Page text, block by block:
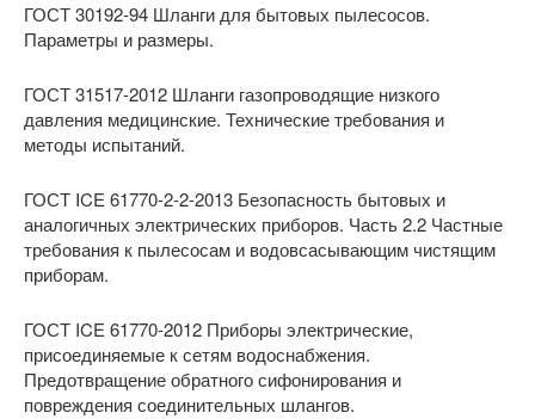
ГОСТ 30192-94 Шланги для бытовых пылесосов.
Параметры и размеры.
ГОСТ 31517-2012 Шланги газопроводящие низкого
давления медицинские. Технические требования и
методы испытаний.
ГОСТ ICE 61770-2-2-2013 Безопасность бытовых и
аналогичных электрических приборов. Часть 2.2 Частные
требования к пылесосам и водовсасывающим чистящим
приборам.
ГОСТ ICE 61770-2012 Приборы электрические,
присоединяемые к сетям водоснабжения.
Предотвращение обратного сифонирования и
повреждения соединительных шлангов.